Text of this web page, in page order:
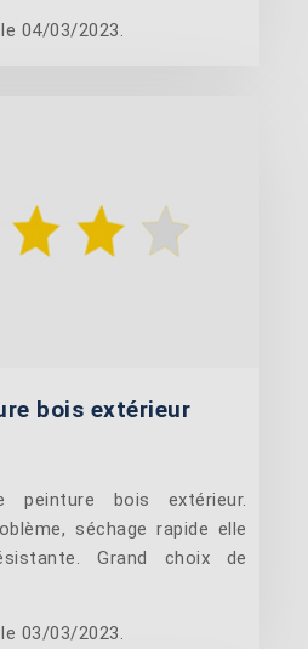
04/03/2023.
bois extérieur
bois extérieur.
séchage rapide elle
Grand choix de
03/03/2023.